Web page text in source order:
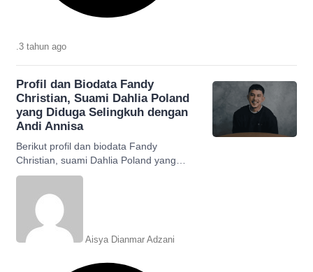
.3 tahun ago
Profil dan Biodata Fandy
Christian, Suami Dahlia Poland
yang Diduga Selingkuh dengan
Andi Annisa
Berikut profil dan biodata Fandy
Christian, suami Dahlia Poland yang
diduga berselingkuh dengan Andi
Aisya Dianmar Adzani